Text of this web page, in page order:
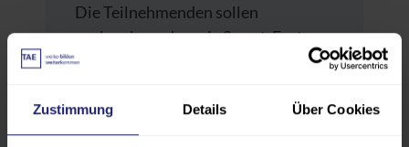
Zustimmung Details Über Cookies
Die Teilnehmenden sollen
nachweisen, dass sie Smart-Factory-
Konzepte eigenständig auf ein
ausarbeiten und in einer Online-
Präsentation professionell